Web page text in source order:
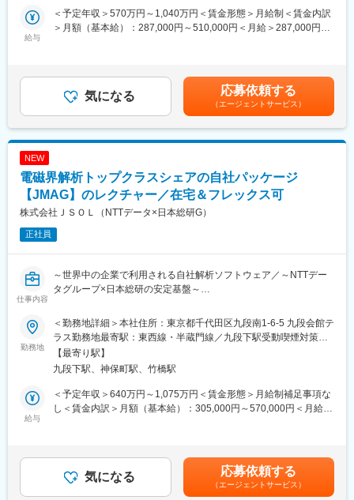
・フルフレックス制
・有給について：1日、半日単位または1時間単位で取得可能
・20代から50代まで幅広い年代が在籍し、成長事業のため活気あ
ただける組織風土です。
世界的な自動車の完成車メーカーや自動車部品メーカー、大手電
気機器メーカー、大手電気部品メーカー等
国内初のCAE分野での独立系ソフトウェアベンダーとして、仮想
空間における3Dシミュレーションを用いた製品設計・開発から、
変更の範囲：会社の定める業務
変化させる基礎的な研究にチャレンジしています。また、SOEC
で電気分解し「合成メタン」に変換する二段階反応を一貫で行う
（1）新規触媒材料研究
・新規触媒の探索・開発・設計・試作・評価
（2）電解技術研究
・電解セル・スタックの設計・構造最適化
・電解リアクター・電解浴の仕様検討
予測
・リアクター自動運転に向けた制御ロジック、バルブ・センサー
類の最適配置研究
・生成物の質・量均一化に向けた原材料導入および反応器へのフ
ィードバック制御研究
■魅力・やりがい：
カーボンニュートラルに関するHondaの新事業に、立ち上げ前の
■職場環境・風土：
「買う喜び・売る喜び・創る喜びを世界に広げる」を基本理念
給与
＜予定年収＞570万円～1,040万円＜賃金形態＞月給制＜賃金内訳
＞月額（基本給）：287,000円～510,000円＜月給＞287,000円～
気になる 応募依頼する
（エージェントサービス）
NEW
電磁界解析トップクラスシェアの自社パッケージ
【JMAG】のレクチャー／在宅＆フレックス可
株式会社ＪＳＯＬ（NTTデータ×日本総研G）
正社員
仕事内容
～世界中の企業で利用される自社解析ソフトウェア／～NTTデー
タグループ×日本総研の安定基盤～
■業務内容：
JMAGを利用しているユーザーに対し、シミュレーション技術の
プロフェッショナルとして技術的なサポートを提供する業務で
す。
ユーザーと並走し、技術サポートを通じて潜在的なニーズを引き
出して、JMAGの更なる価値提供に繋げていくことがミッション
です。
コールセンターを通じた問い合わせ対応や、国内の顧客や海外の
代理店に向けた問題解決
勤務地
＜勤務地詳細＞本社住所：東京都千代田区九段南1-6-5 九段会館テ
ラス勤務地最寄駅：東西線・半蔵門線／九段下駅受動喫煙対策：
屋内全面禁煙変更の範囲：会社の定める事業所（リモートワーク
含む）
【最寄り駅】
九段下駅、神保町駅、竹橋駅
給与
＜予定年収＞640万円～1,075万円＜賃金形態＞月給制補足事項な
し＜賃金内訳＞月額（基本給）：305,000円～570,000円＜月給＞
定）■給与改定あり賃金はあくまでも目安の金額であり、選考を通
じて上下する可能性があります。月給(月額)は固定手当を含めた表
記です。
気になる 応募依頼する
（エージェントサービス）